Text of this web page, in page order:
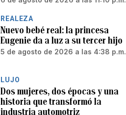
REALEZA
Nuevo bebé real: la princesa
Eugenie da a luz a su tercer hijo
5 de agosto de 2026 a las 4:38 p.m.
LUJO
Dos mujeres, dos épocas y una
historia que transformó la
industria automotriz